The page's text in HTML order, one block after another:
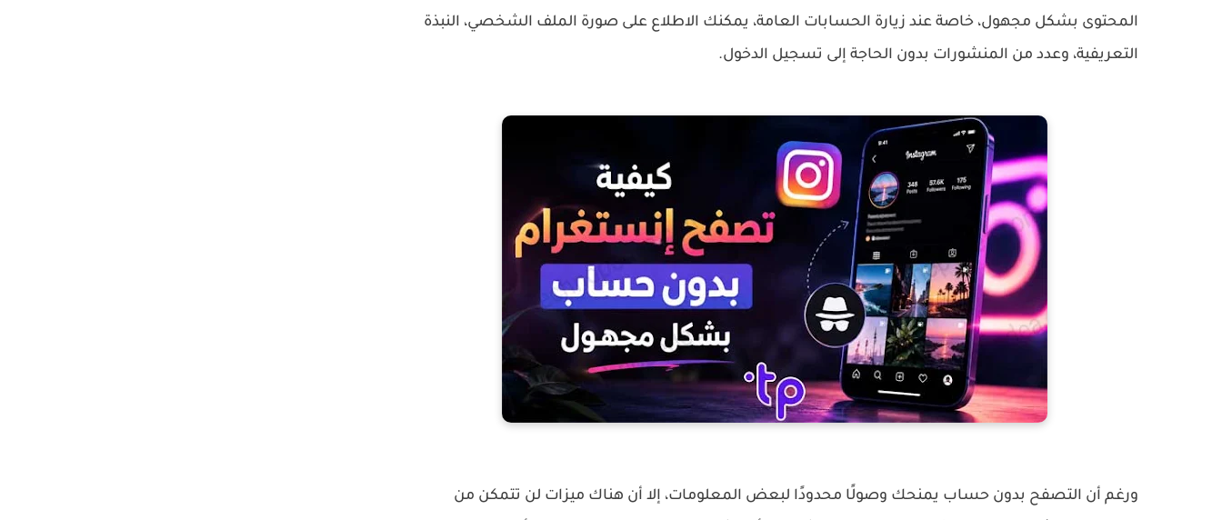
المحتوى بشكل مجهول، خاصة عند زيارة الحسابات العامة، يمكنك الاطلاع على صورة الملف الشخصي، النبذة
التعريفية، وعدد من المنشورات بدون الحاجة إلى تسجيل الدخول.
ورغم أن التصفح بدون حساب يمنحك وصولًا محدودًا لبعض المعلومات، إلا أن هناك ميزات لن تتمكن من